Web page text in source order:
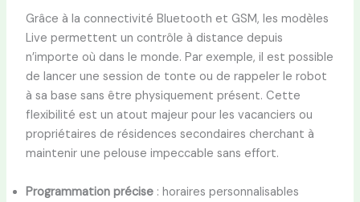
Grâce à la connectivité Bluetooth et GSM, les modèles
Live permettent un contrôle à distance depuis
n’importe où dans le monde. Par exemple, il est possible
de lancer une session de tonte ou de rappeler le robot
à sa base sans être physiquement présent. Cette
flexibilité est un atout majeur pour les vacanciers ou
propriétaires de résidences secondaires cherchant à
maintenir une pelouse impeccable sans effort.
Programmation précise: horaires personnalisables